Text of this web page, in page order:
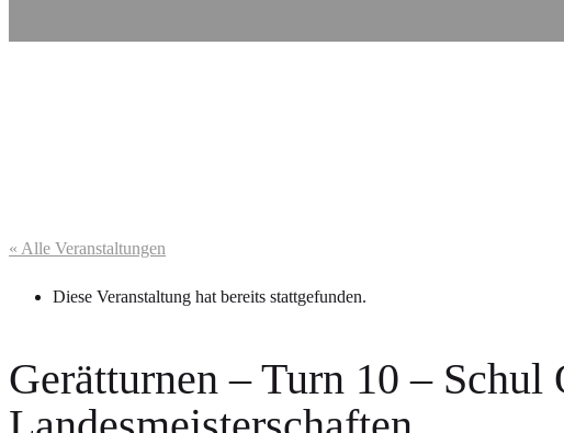
« Alle Veranstaltungen
Diese Veranstaltung hat bereits stattgefunden.
Gerätturnen – Turn 10 – Schul